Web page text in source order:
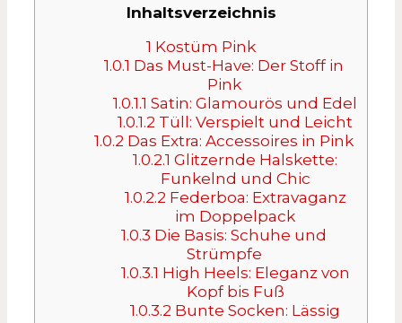
Inhaltsverzeichnis
1 Kostüm Pink
1.0.1 Das Must-Have: Der Stoff in
Pink
1.0.1.1 Satin: Glamourös und Edel
1.0.1.2 Tüll: Verspielt und Leicht
1.0.2 Das Extra: Accessoires in Pink
1.0.2.1 Glitzernde Halskette:
Funkelnd und Chic
1.0.2.2 Federboa: Extravaganz
im Doppelpack
1.0.3 Die Basis: Schuhe und
Strümpfe
1.0.3.1 High Heels: Eleganz von
Kopf bis Fuß
1.0.3.2 Bunte Socken: Lässig